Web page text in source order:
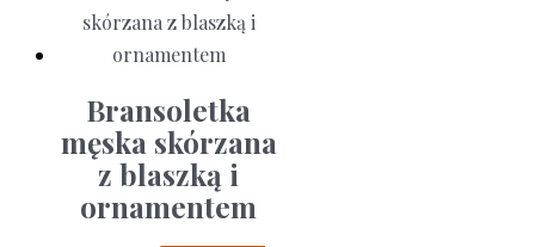
Bransoletka
męska skórzana
z blaszką i
ornamentem